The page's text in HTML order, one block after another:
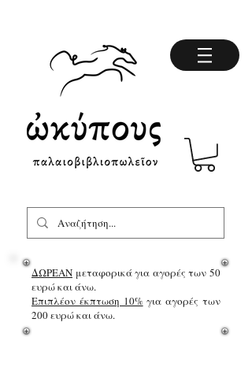
ΔΩΡΕΑΝ μεταφορικά για αγορές των 50
ευρώ και άνω.
Επιπλέον έκπτωση 10%για αγορές των
200 ευρώ και άνω.